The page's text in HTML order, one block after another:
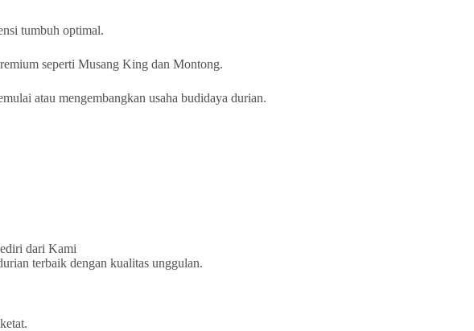
tumbuh optimal.
seperti Musang King dan Montong.
atau mengembangkan usaha budidaya durian.
terbaik dengan kualitas unggulan.